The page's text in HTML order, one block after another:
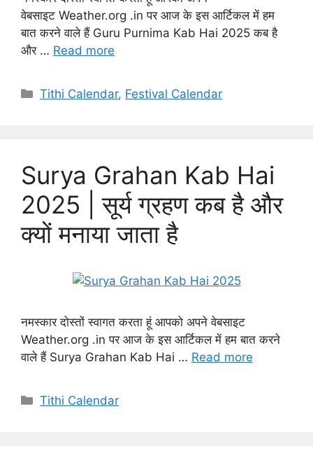
वेबसाइट Weather.org .in पर आज के इस आर्टिकल में हम
बात करने वाले हैं Guru Purnima Kab Hai 2025 कब है
और … Read more
Categories
Tithi Calendar, Festival Calendar
Surya Grahan Kab Hai
2025 | सूर्य ग्रहण कब है और
क्यों मनाया जाता है
नमस्कार दोस्तों स्वागत करता हूं आपको अपने वेबसाइट
Weather.org .in पर आज के इस आर्टिकल में हम बात करने
वाले हैं Surya Grahan Kab Hai … Read more
Categories
Tithi Calendar